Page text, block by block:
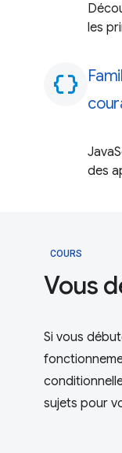
les
data_object
des
COURS
Vous
Si vous
sujets pour